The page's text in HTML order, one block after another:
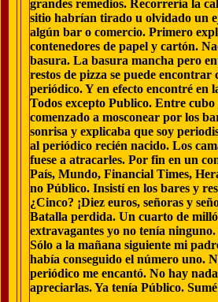
grandes remedios. Recorrería la
sitio habrían tirado u olvidado un
algún bar o comercio. Primero
contenedores de papel y cartón.
basura. La basura mancha pero
restos de pizza se puede
periódico. Y en efecto encontré en
Todos excepto Publico. Entre cubo
comenzado a mosconear por los
sonrisa y explicaba que soy
al periódico recién nacido. Los
fuese a atracarles. Por fin en un
País, Mundo, Financial Times,
no Público. Insistí en los bares y
¿Cinco? ¡Diez euros, señoras y
Batalla perdida. Un cuarto de
extravagantes yo no tenía ninguno.
Sólo a la mañana siguiente mi
había conseguido el número uno.
periódico me encantó. No hay
apreciarlas. Ya tenía Público.